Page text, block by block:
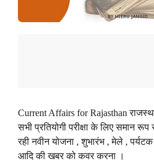
Current Affairs for Rajasthan
सभी प्रतियोगी परीक्षा के लिए समान
रही नवीन योजना , शुभारंभ , मेले ,
आदि की खबर को कवर करना ।